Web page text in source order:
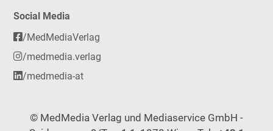
Social Media
/MedMediaVerlag
/medmedia.verlag
/medmedia-at
© MedMedia Verlag und Mediaservice GmbH -